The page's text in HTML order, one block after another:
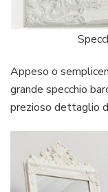
Appeso o
grande specchio
prezioso dettaglio